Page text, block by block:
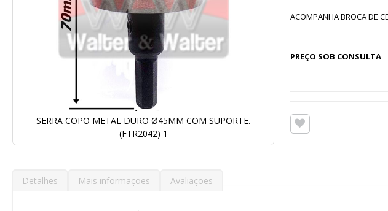
SERRA COPO METAL DURO Ø45MM COM SUPORTE.
(FTR2042) 1
início
ACOMPANHA BROCA DE
PREÇO SOB CONSULTA
Detalhes Mais informações Avaliações